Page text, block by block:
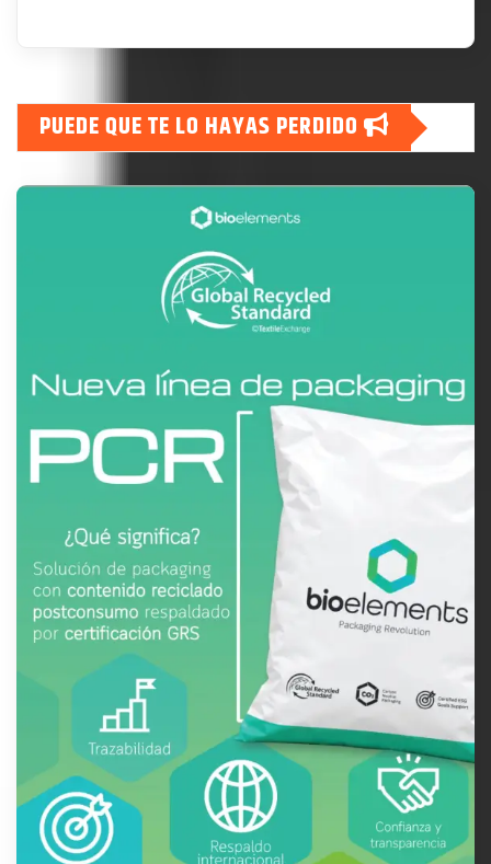
PUEDE QUE TE LO HAYAS PERDIDO